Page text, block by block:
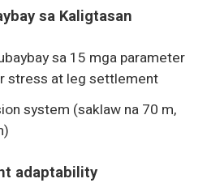
sa Kaligtasan
sa 15 mga parameter
stress at leg settlement
system (saklaw na 70 m,
adaptability